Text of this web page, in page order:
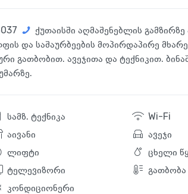
ქუთაისში აღმაშენებლის
და საშაურბეების მოპირდაპირე
გათბობით. ავეჯითა და ტექნიკით.
სამზ. ტექნიკა
აივანი
ლიფტი
ტელევიზორი
კონდიციონერი
Wi-Fi
ავეჯი
ცხელი
გათბობა